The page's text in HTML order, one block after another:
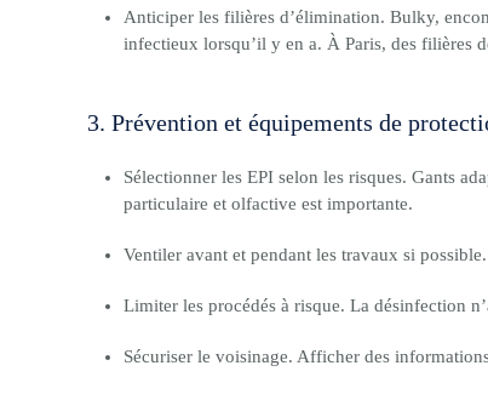
Anticiper les filières d’élimination. Bulky,
infectieux lorsqu’il y en a. À Paris, des filières
3. Prévention et équipements de
Sélectionner les EPI selon les risques. Gants
particulaire et olfactive est importante.
Ventiler avant et pendant les travaux si
Limiter les procédés à risque. La désinfection
Sécuriser le voisinage. Afficher des